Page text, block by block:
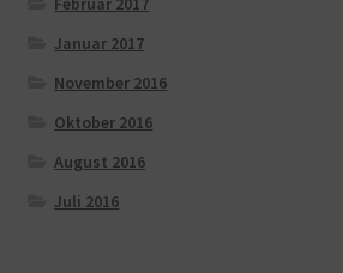
Januar 2017
November 2016
Oktober 2016
August 2016
Juli 2016